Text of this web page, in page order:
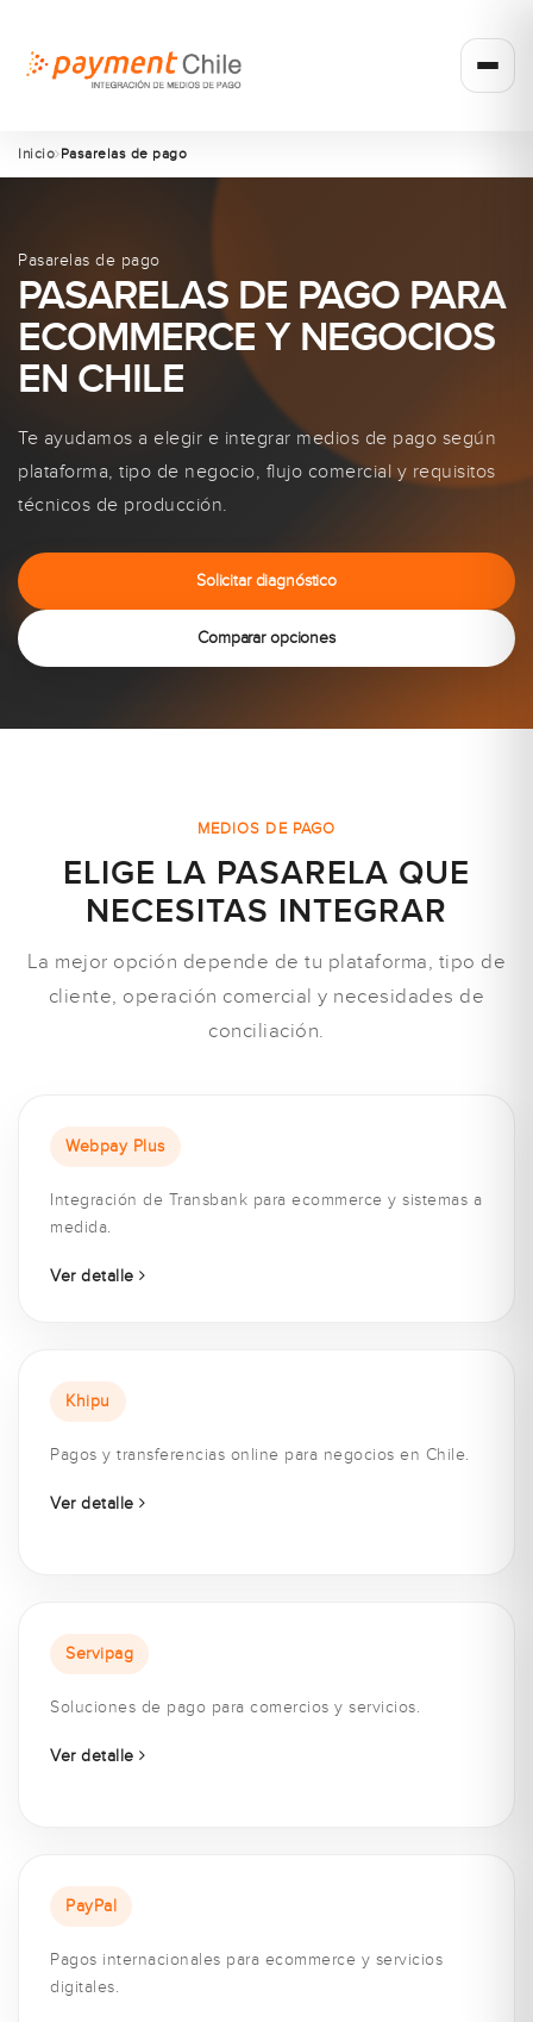
Inicio Pasarelas de pago
Pasarelas de pago
PASARELAS DE PAGO PARA
ECOMMERCE Y NEGOCIOS
EN CHILE
Te ayudamos a elegir e integrar medios de pago según
plataforma, tipo de negocio, flujo comercial y requisitos
técnicos de producción.
Solicitar diagnóstico
Comparar opciones
MEDIOS DE PAGO
ELIGE LA PASARELA QUE
NECESITAS INTEGRAR
La mejor opción depende de tu plataforma, tipo de
cliente, operación comercial y necesidades de
conciliación.
Webpay Plus
Integración de Transbank para ecommerce y sistemas a
medida.
Ver detalle
Khipu
Pagos y transferencias online para negocios en Chile.
Ver detalle
Servipag
Soluciones de pago para comercios y servicios.
Ver detalle
PayPal
Pagos internacionales para ecommerce y servicios
digitales.